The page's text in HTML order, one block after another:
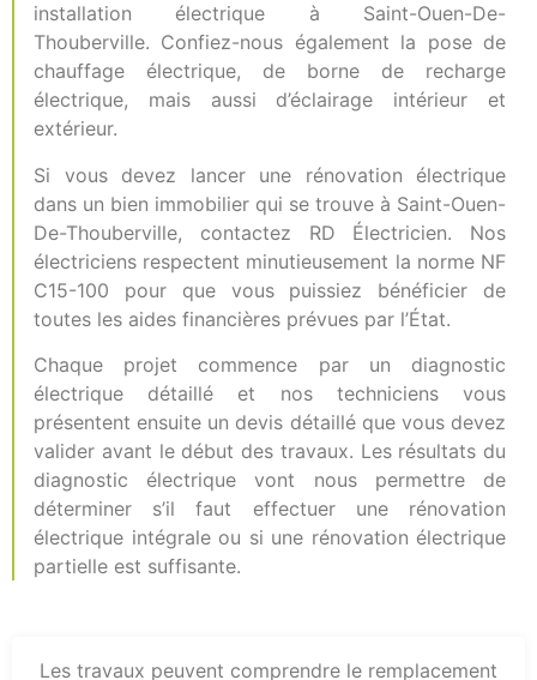
installation électrique à Saint-Ouen-De-
Thouberville. Confiez-nous également la pose de
chauffage électrique, de borne de recharge
électrique, mais aussi d’éclairage intérieur et
extérieur.
Si vous devez lancer une rénovation électrique
dans un bien immobilier qui se trouve à Saint-Ouen-
De-Thouberville, contactez RD Électricien. Nos
électriciens respectent minutieusement la norme NF
C15-100 pour que vous puissiez bénéficier de
toutes les aides financières prévues par l’État.
Chaque projet commence par un diagnostic
électrique détaillé et nos techniciens vous
présentent ensuite un devis détaillé que vous devez
valider avant le début des travaux. Les résultats du
diagnostic électrique vont nous permettre de
déterminer s’il faut effectuer une rénovation
électrique intégrale ou si une rénovation électrique
partielle est suffisante.
Les travaux peuvent comprendre le remplacement